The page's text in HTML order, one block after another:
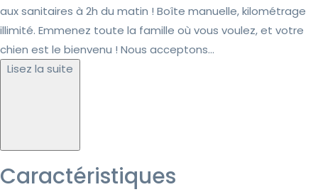
aux sanitaires à 2h du matin ! Boîte manuelle, kilométrage
illimité. Emmenez toute la famille où vous voulez, et votre
chien est le bienvenu ! Nous acceptons...
Lisez la suite
Caractéristiques